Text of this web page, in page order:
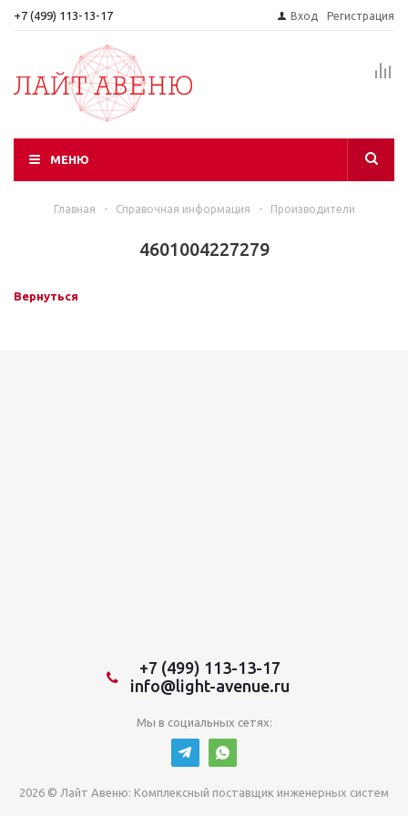
+7 (499) 113-13-17 Вход Регистрация
МЕНЮ
Главная - Справочная информация - Производители
4601004227279
Вернуться
+7 (499) 113-13-17
info@light-avenue.ru
Мы в социальных сетях:
2026 © Лайт Авеню: Комплексный поставщик инженерных систем